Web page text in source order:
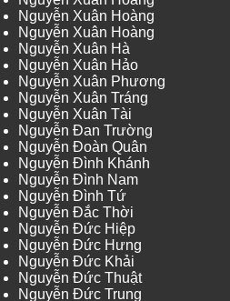
Nguyễn Xuân Hoàng
Nguyễn Xuân Hoàng
Nguyễn Xuân Hà
Nguyễn Xuân Hảo
Nguyễn Xuân Phương
Nguyễn Xuân Tráng
Nguyễn Xuân Tài
Nguyễn Đan Trường
Nguyễn Đoàn Quân
Nguyễn Đình Khánh
Nguyễn Đình Nam
Nguyễn Đình Tứ
Nguyễn Đắc Thời
Nguyễn Đức Hiệp
Nguyễn Đức Hưng
Nguyễn Đức Khải
Nguyễn Đức Thuật
Nguyễn Đức Trung